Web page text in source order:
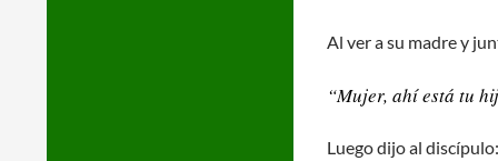
Al ver a su madre y
“Mujer, ahí está tu
Luego dijo al discípulo: